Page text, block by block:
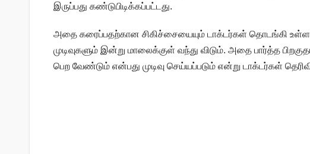
இருப்பது கண்டுபிடிக்கப்பட்டது.
அதை கரைப்பதற்கான சிகிச்சையையும் டாக்டர்கள் தொடங்கி
முடிவுகளும் இன்று மாலைக்குள் வந்து விடும். அதை பார்த்த
பெற வேண்டும் என்பது முடிவு செய்யப்படும் என்று டாக்டர்கள்